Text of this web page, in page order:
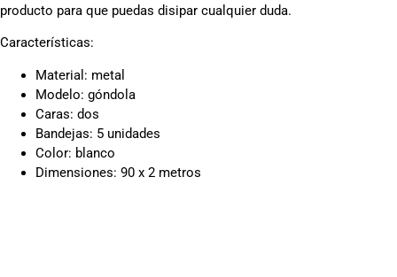
producto para que puedas disipar cualquier duda.
Características:
Material: metal
Modelo: góndola
Caras: dos
Bandejas: 5 unidades
Color: blanco
Dimensiones: 90 x 2 metros